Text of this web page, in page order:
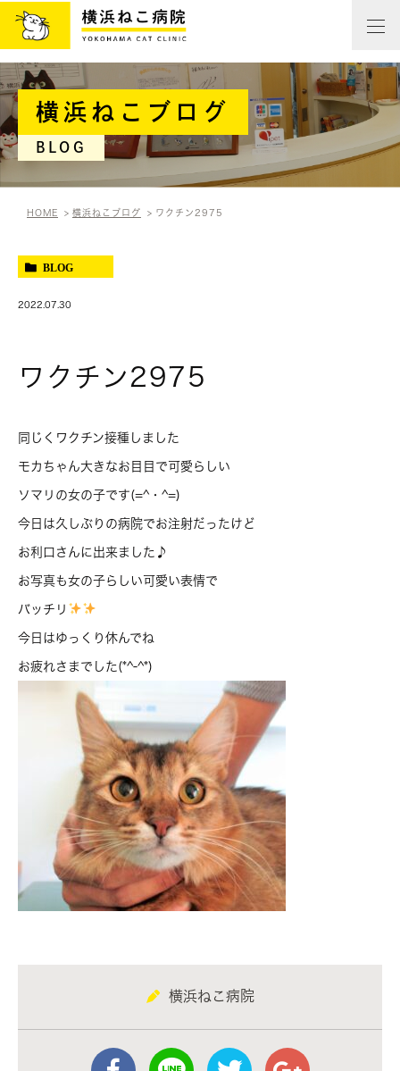
横浜ねこブログ
BLOG
HOME 横浜ねこブログ ワクチン2975
BLOG
2022.07.30
ワクチン2975
同じくワクチン接種しました
モカちゃん大きなお目目で可愛らしい
ソマリの女の子です(=^・^=)
今日は久しぶりの病院でお注射だったけど
お利口さんに出来ました♪
お写真も女の子らしい可愛い表情で
バッチリ
今日はゆっくり休んでね
お疲れさまでした(*^-^*)
横浜ねこ病院